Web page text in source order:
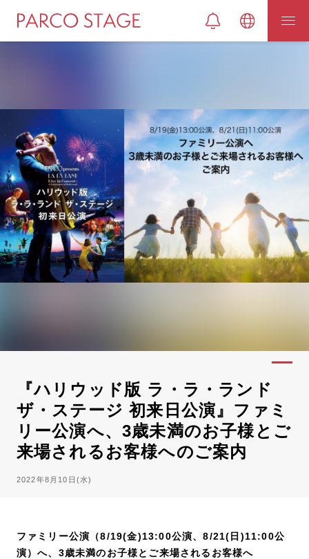
『ハリウッド版 ラ・ラ・ランド
ザ・ステージ 初来日公演』ファミ
リー公演へ、3歳未満のお子様とご
来場されるお客様へのご案内
2022年8月10日(水)
ファミリー公演（8/19(金)13:00公演、8/21(日)11:00公
演）へ、3歳未満のお子様とご来場されるお客様へ